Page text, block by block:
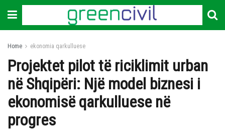
Home ekonomia qarkulluese
Projektet pilot të riciklimit urban
në Shqipëri: Një model biznesi i
ekonomisë qarkulluese në
progres